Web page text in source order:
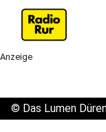
Anzeige
© Das Lumen